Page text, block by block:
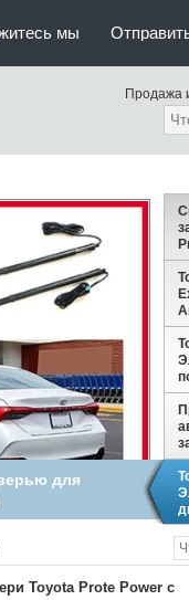
мы
Продажа
для
Toyota Prote Power с